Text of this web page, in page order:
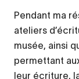
Pendant ma
ateliers
musée, ainsi
permettant
leur écriture,